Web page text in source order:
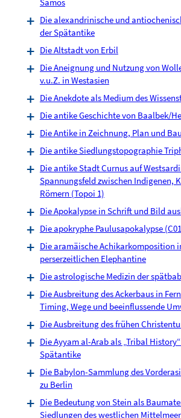
Samos
Die alexandrinische und
der Spätantike
Die Altstadt von Erbil
Die Aneignung und Nutzung von
v.u.Z. in Westasien
Die Anekdote als Medium des
Die antike Geschichte von Baalbek/
Die Antike in Zeichnung, Plan und
Die antike Siedlungstopographie
Die antike Stadt Curnus auf
Spannungsfeld zwischen Indigenen,
Römern (Topoi 1)
Die Apokalypse in Schrift und Bild
Die apokryphe Paulusapokalypse
Die aramäische Achikarkomposition
perserzeitlichen Elephantine
Die astrologische Medizin der
Die Ausbreitung des Ackerbaus in
Timing, Wege und beeinflussende
Die Ausbreitung des frühen
Die Ayyam al-Arab als „Tribal
Spätantike
Die Babylon-Sammlung des
zu Berlin
Die Bedeutung von Stein als
Siedlungen des westlichen